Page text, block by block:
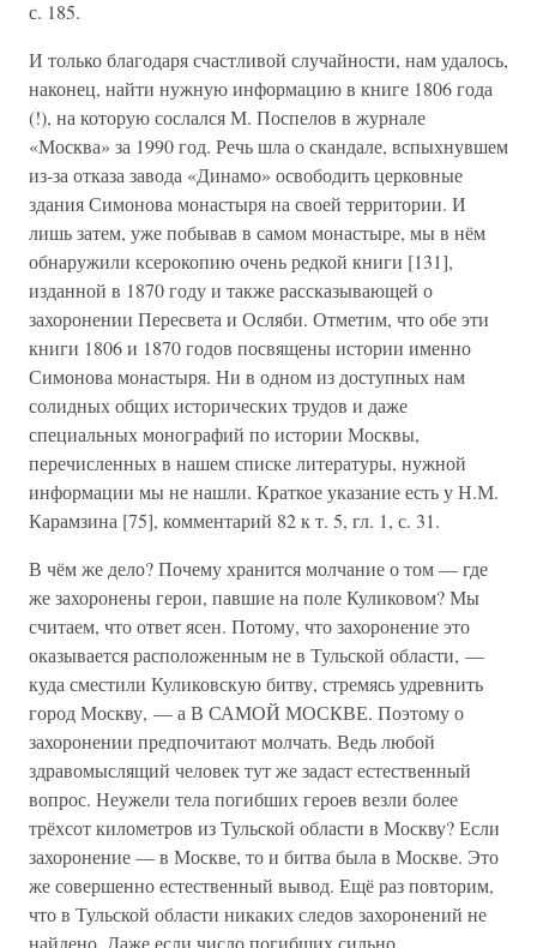
с. 185.
И только благодаря счастливой случайности, нам удалось,
наконец, найти нужную информацию в книге 1806 года
(!), на которую сослался М. Поспелов в журнале
«Москва» за 1990 год. Речь шла о скандале, вспыхнувшем
из-за отказа завода «Динамо» освободить церковные
здания Симонова монастыря на своей территории. И
лишь затем, уже побывав в самом монастыре, мы в нём
обнаружили ксерокопию очень редкой книги [131],
изданной в 1870 году и также рассказывающей о
захоронении Пересвета и Осляби. Отметим, что обе эти
книги 1806 и 1870 годов посвящены истории именно
Симонова монастыря. Ни в одном из доступных нам
солидных общих исторических трудов и даже
специальных монографий по истории Москвы,
перечисленных в нашем списке литературы, нужной
информации мы не нашли. Краткое указание есть у Н.М.
Карамзина [75], комментарий 82 к т. 5, гл. 1, с. 31.
В чём же дело? Почему хранится молчание о том — где
же захоронены герои, павшие на поле Куликовом? Мы
считаем, что ответ ясен. Потому, что захоронение это
оказывается расположенным не в Тульской области, —
куда сместили Куликовскую битву, стремясь удревнить
город Москву, — а В САМОЙ МОСКВЕ. Поэтому о
захоронении предпочитают молчать. Ведь любой
здравомыслящий человек тут же задаст естественный
вопрос. Неужели тела погибших героев везли более
трёхсот километров из Тульской области в Москву? Если
захоронение — в Москве, то и битва была в Москве. Это
же совершенно естественный вывод. Ещё раз повторим,
что в Тульской области никаких следов захоронений не
найдено. Даже если число погибших сильно